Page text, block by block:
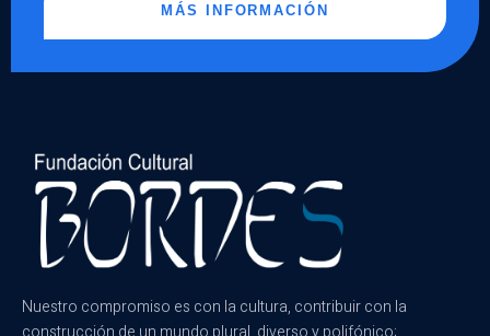
MÁS INFORMACIÓN
Nuestro compromiso es con la cultura, contribuir con la